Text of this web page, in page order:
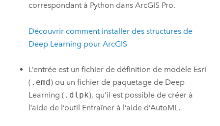
correspondant à Python dansArcGIS Pro.
Découvrir comment installer des structures de
Deep Learning pour ArcGIS
L’entrée est un fichier de définition de modèle Esri
( .emd) ou un fichier de paquetage de Deep
Learning ( .dlpk), qu’il est possible de créer à
l’aide de l’outil Entraîner à l’aide d’AutoML.